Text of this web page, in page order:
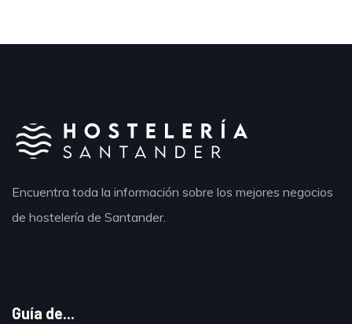
Encuentra toda la información sobre los mejores negocios
de hostelería de Santander.
Guía de...